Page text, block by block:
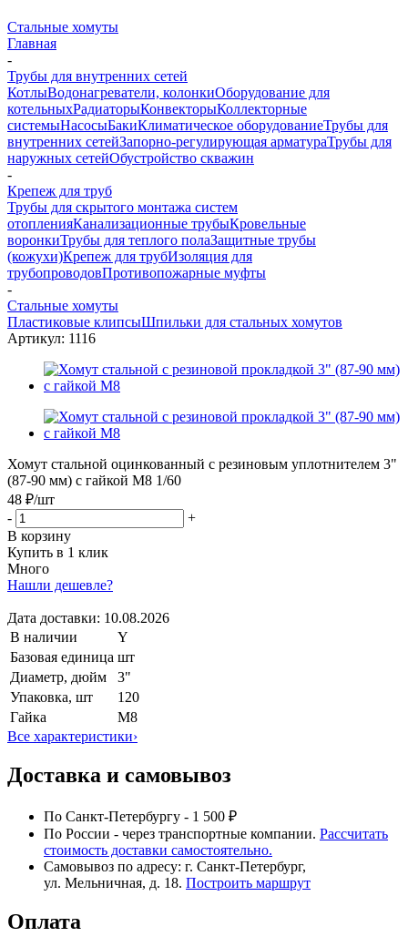
Стальные хомуты
Главная
-
Трубы для внутренних сетей
КотлыВодонагреватели, колонкиОборудование для
котельныхРадиаторыКонвекторыКоллекторные
системыНасосыБакиКлиматическое оборудованиеТрубы для
внутренних сетейЗапорно-регулирующая арматураТрубы для
наружных сетейОбустройство скважин
-
Крепеж для труб
Трубы для скрытого монтажа систем
отопленияКанализационные трубыКровельные
воронкиТрубы для теплого полаЗащитные трубы
(кожухи)Крепеж для трубИзоляция для
трубопроводовПротивопожарные муфты
-
Стальные хомуты
Пластиковые клипсыШпильки для стальных хомутов
Артикул: 1116
Хомут стальной оцинкованный с резиновым уплотнителем 3"
(87-90 мм) с гайкой М8 1/60
48 ₽/шт
-
+
В корзину
Купить в 1 клик
Много
Нашли дешевле?
Дата доставки: 10.08.2026
В наличии
Y
Базовая единица шт
Диаметр, дюйм
3"
Упаковка, шт
120
Гайка
М8
Все характеристики›
Доставка и самовывоз
По Санкт-Петербургу - 1 500 ₽
По России - через транспортные компании. Рассчитать
стоимость доставки самостоятельно.
Самовывоз по адресу: г. Санкт-Петербург,
ул. Мельничная, д. 18. Построить маршрут
Оплата